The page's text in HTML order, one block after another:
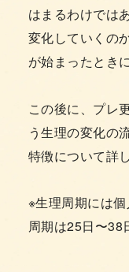
はまるわけでは
変化していくの
が始まったとき
この後に、プレ
う生理の変化の
特徴について詳
※生理周期には
周期は25日〜38